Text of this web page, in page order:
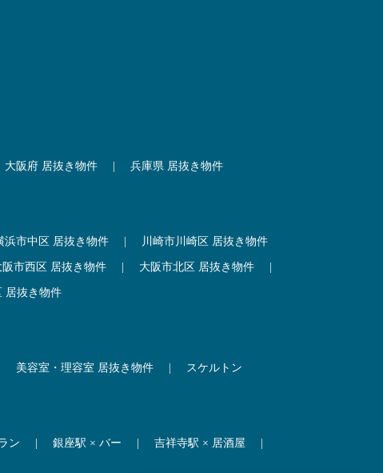
大阪府 居抜き物件 兵庫県 居抜き物件
浜市中区 居抜き物件 川崎市川崎区 居抜き物件
阪市西区 居抜き物件 大阪市北区 居抜き物件
居抜き物件
美容室・理容室 居抜き物件 スケルトン
ン 銀座駅 × バー 吉祥寺駅 × 居酒屋